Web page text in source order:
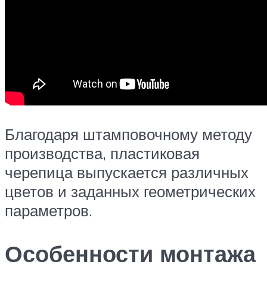
Благодаря штамповочному методу
производства, пластиковая
черепица выпускается различных
цветов и заданных геометрических
параметров.
Особенности монтажа